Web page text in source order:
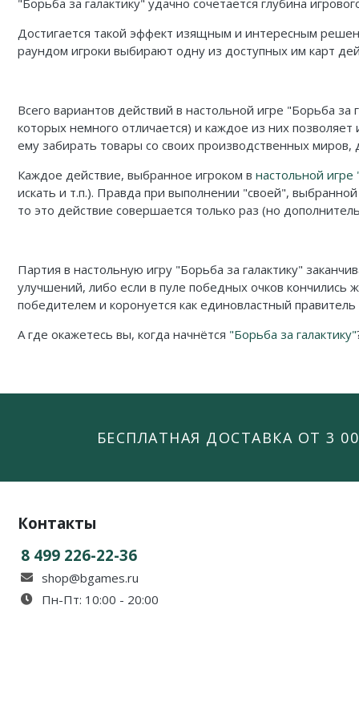
"Борьба за галактику" удачно сочетается глубина
Достигается такой эффект изящным и интересным
раундом игроки выбирают одну из доступных им карт
Всего вариантов действий в настольной игре "Борьба
которых немного отличается) и каждое из них
ему забирать товары со своих производственных
Каждое действие, выбранное игроком в настольной игре
искать и т.п.). Правда при выполнении "своей",
то это действие совершается только раз (но
Партия в настольную игру "Борьба за галактику"
улучшений, либо если в пуле победных очков кончились
победителем и коронуется как единовластный
А где окажетесь вы, когда начнётся "Борьба за галактику"
БЕСПЛАТНАЯ ДОСТАВКА ОТ 3
Контакты
8 499 226-22-36
shop@bgames.ru
Пн-Пт: 10:00 - 20:00